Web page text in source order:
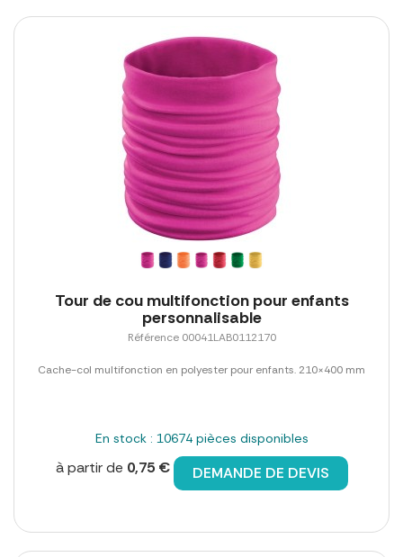
Tour de cou multifonction pour enfants
personnalisable
Référence 00041LAB0112170
Cache-col multifonction en polyester pour enfants. 210×400 mm
En stock : 10674 pièces disponibles
à partir de 0,75 € DEMANDE DE DEVIS